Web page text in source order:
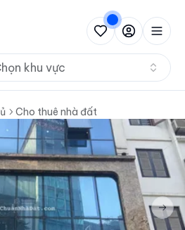
khu vực
Cho thuê nhà đất